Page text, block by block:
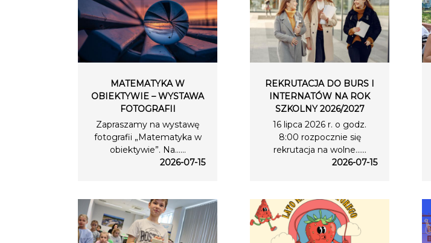
MATEMATYKA W
OBIEKTYWIE – WYSTAWA
FOTOGRAFII
Zapraszamy na wystawę
fotografii „Matematyka w
obiektywie”. Na…...
2026-07-15
REKRUTACJA DO BURS I
INTERNATÓW NA ROK
SZKOLNY 2026/2027
16 lipca 2026 r. o godz.
8:00 rozpocznie się
rekrutacja na wolne…...
2026-07-15